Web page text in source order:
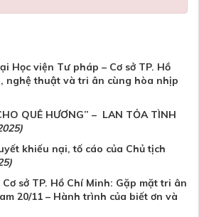
Học viện Tư pháp – Cơ sở TP. Hồ
nghệ thuật và tri ân cùng hòa nhịp
QUÊ HƯƠNG” – LAN TỎA TÌNH
khiếu nại, tố cáo của Chủ tịch
sở TP. Hồ Chí Minh: Gặp mặt tri ân
20/11 – Hành trình của biết ơn và